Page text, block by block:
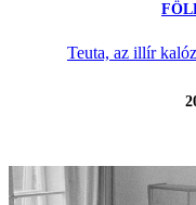
Teuta, az illír